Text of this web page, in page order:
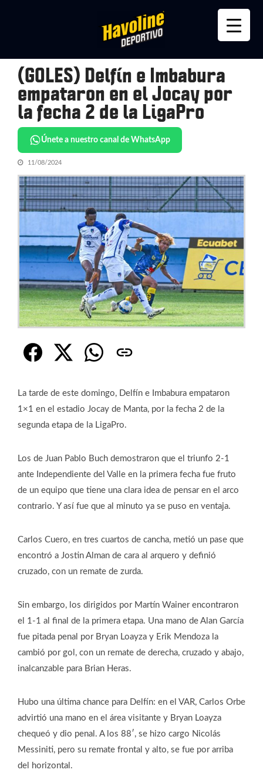
(GOLES) Delfín e Imbabura
empataron en el Jocay por
la fecha 2 de la LigaPro
Únete a nuestro canal de WhatsApp
11/08/2024
La tarde de este domingo, Delfín e Imbabura empataron
1×1 en el estadio Jocay de Manta, por la fecha 2 de la
segunda etapa de la LigaPro.
Los de Juan Pablo Buch demostraron que el triunfo 2-1
ante Independiente del Valle en la primera fecha fue fruto
de un equipo que tiene una clara idea de pensar en el arco
contrario. Y así fue que al minuto ya se puso en ventaja.
Carlos Cuero, en tres cuartos de cancha, metió un pase que
encontró a Jostin Alman de cara al arquero y definió
cruzado, con un remate de zurda.
Sin embargo, los dirigidos por Martín Wainer encontraron
el 1-1 al final de la primera etapa. Una mano de Alan García
fue pitada penal por Bryan Loayza y Erik Mendoza la
cambió por gol, con un remate de derecha, cruzado y abajo,
inalcanzable para Brian Heras.
Hubo una última chance para Delfín: en el VAR, Carlos Orbe
advirtió una mano en el área visitante y Bryan Loayza
chequeó y dio penal. A los 88′, se hizo cargo Nicolás
Messiniti, pero su remate frontal y alto, se fue por arriba
del horizontal.